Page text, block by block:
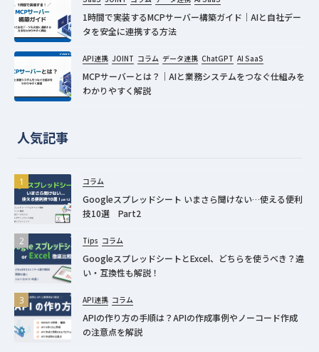
1時間で実装するMCPサーバー構築ガイド｜AIと自社デー
タを安全に連携する方法
API連携 JOINT コラム データ連携 ChatGPT AI SaaS
MCPサーバーとは？｜AIと業務システムをつなぐ仕組みを
わかりやすく解説
人気記事
コラム
Googleスプレッドシート いまさら聞けない…使える便利
技10選 Part2
Tips コラム
GoogleスプレッドシートとExcel、どちらを使うべき？違
い・互換性も解説！
API連携 コラム
APIの作り方の手順は？APIの作成事例やノーコード作成
の注意点を解説